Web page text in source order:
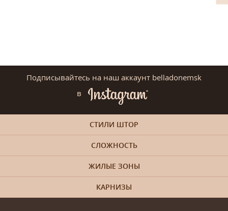
Подписывайтесь на наш аккаунт belladonemsk
в
СТИЛИ ШТОР
СЛОЖНОСТЬ
ЖИЛЫЕ ЗОНЫ
КАРНИЗЫ